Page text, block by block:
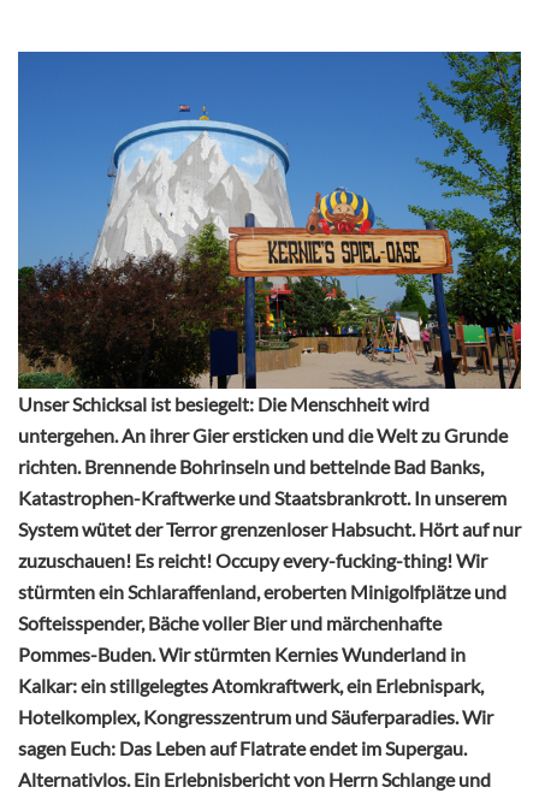
Unser Schicksal ist besiegelt: Die Menschheit wird
untergehen. An ihrer Gier ersticken und die Welt zu Grunde
richten. Brennende Bohrinseln und bettelnde Bad Banks,
Katastrophen-Kraftwerke und Staatsbrankrott. In unserem
System wütet der Terror grenzenloser Habsucht. Hört auf nur
zuzuschauen! Es reicht! Occupy every-fucking-thing! Wir
stürmten ein Schlaraffenland, eroberten Minigolfplätze und
Softeisspender, Bäche voller Bier und märchenhafte
Pommes-Buden. Wir stürmten Kernies Wunderland in
Kalkar: ein stillgelegtes Atomkraftwerk, ein Erlebnispark,
Hotelkomplex, Kongresszentrum und Säuferparadies. Wir
sagen Euch: Das Leben auf Flatrate endet im Supergau.
Alternativlos. Ein Erlebnisbericht von Herrn Schlange und